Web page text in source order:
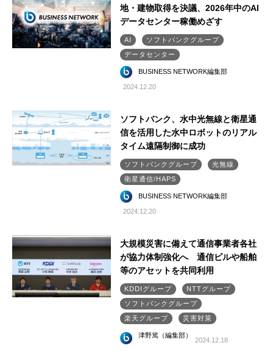
地・建物取得を決議、2026年中のAI
データセンター稼働めざす
AI
ソフトバンクグループ
データセンター
BUSINESS NETWORK編集部
2024.12.20
ソフトバンク、水中光無線と衛星通
信を活用した水中ロボットのリアル
タイム遠隔制御に成功
ソフトバンクグループ
光無線
衛星通信/HAPS
BUSINESS NETWORK編集部
2024.12.20
大規模災害に備えて通信事業者各社
が協力体制強化へ 通信ビルや船舶
等のアセットを共同利用
KDDIグループ
NTTグループ
ソフトバンクグループ
楽天グループ
災害対策
津野篤（編集部）
2024.12.18